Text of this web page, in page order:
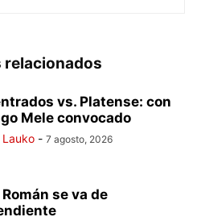
vs. Platense: con
Mele convocado
- 7 agosto, 2026
se va de